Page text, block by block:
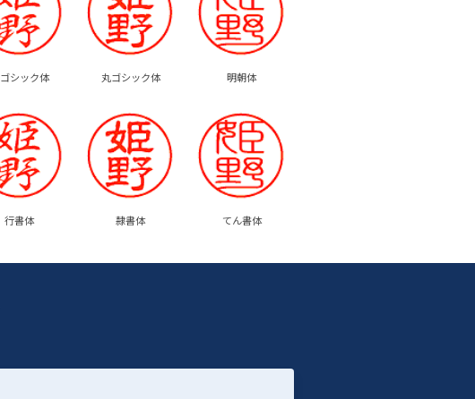
シック体 丸ゴシック体 明朝体
行書体 隷書体 てん書体